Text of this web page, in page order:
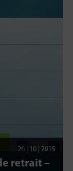
26 | 10 | 2015
retrait –